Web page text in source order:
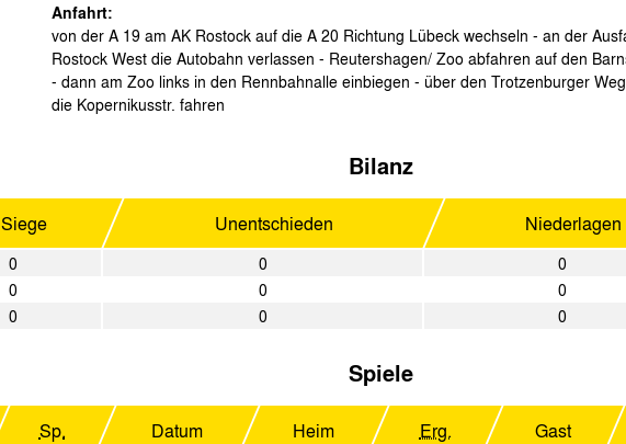
Anfahrt:
von der A 19 am AK Rostock auf die A 20 Richtung Lübeck wechseln - an der
Rostock West die Autobahn verlassen - Reutershagen/ Zoo abfahren auf den
- dann am Zoo links in den Rennbahnalle einbiegen - über den Trotzenburger
die Kopernikusstr. fahren
Bilanz
Siege Unentschieden Niederlagen
0 0
0
0 0
0
0 0 0
Spiele
Sp. Datum Heim Erg. Gast